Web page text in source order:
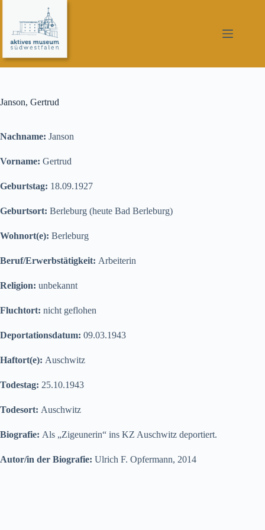
springen
Janson, Gertrud
Nachname: Janson
Vorname: Gertrud
Geburtstag: 18.09.1927
Geburtsort: Berleburg (heute Bad Berleburg)
Wohnort(e): Berleburg
Beruf/Erwerbstätigkeit: Arbeiterin
Religion: unbekannt
Fluchtort: nicht geflohen
Deportationsdatum: 09.03.1943
Haftort(e): Auschwitz
Todestag: 25.10.1943
Todesort: Auschwitz
Biografie: Als „Zigeunerin“ ins KZ Auschwitz deportiert.
Autor/in der Biografie: Ulrich F. Opfermann, 2014